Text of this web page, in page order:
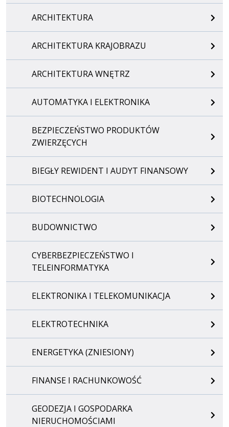
ARCHITEKTURA
ARCHITEKTURA KRAJOBRAZU
ARCHITEKTURA WNĘTRZ
AUTOMATYKA I ELEKTRONIKA
BEZPIECZEŃSTWO PRODUKTÓW
ZWIERZĘCYCH
BIEGŁY REWIDENT I AUDYT FINANSOWY
BIOTECHNOLOGIA
BUDOWNICTWO
CYBERBEZPIECZEŃSTWO I
TELEINFORMATYKA
ELEKTRONIKA I TELEKOMUNIKACJA
ELEKTROTECHNIKA
ENERGETYKA (ZNIESIONY)
FINANSE I RACHUNKOWOŚĆ
GEODEZJA I GOSPODARKA
NIERUCHOMOŚCIAMI